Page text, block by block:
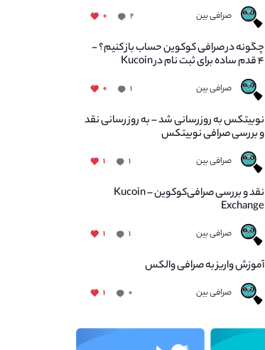
صرافی بین ۲ ۰
چگونه در صرافی کوکوین حساب باز کنیم؟ -
۴ قدم ساده برای ثبت نام در Kucoin
صرافی بین ۱ ۰
نوبیتکس به روزرسانی شد – به روز رسانی نقد
و بررسی صرافی نوبیتکس
صرافی بین ۱ ۱
نقد و بررسی صرافی‌کوکوین – Kucoin
Exchange
صرافی بین ۱ ۱
آموزش واریز به صرافی والکس
صرافی بین ۰ ۱